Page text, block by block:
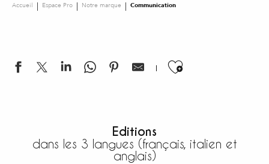
Accueil Espace Pro Notre marque Communication
Ajouter
Editions
dans les 3 langues (français, italien et
anglais)